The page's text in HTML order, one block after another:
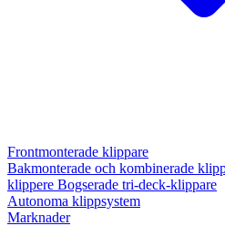
Frontmonterade klippare
Bakmonterade och kombinerade
klippere Bogserade tri-deck-klippare
Autonoma klippsystem
Marknader